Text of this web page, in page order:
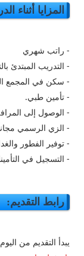
المزايا أثناء
- راتب شهري
- التدريب المبتدئ
- سكن في المجمع
- تأمين طبي.
- الوصول إلى
- الزي الرسمي
- توفير الفطور
- التسجيل في
رابط التقديم:
يبدأ التقديم من اليوم الجمعة 1444/2/